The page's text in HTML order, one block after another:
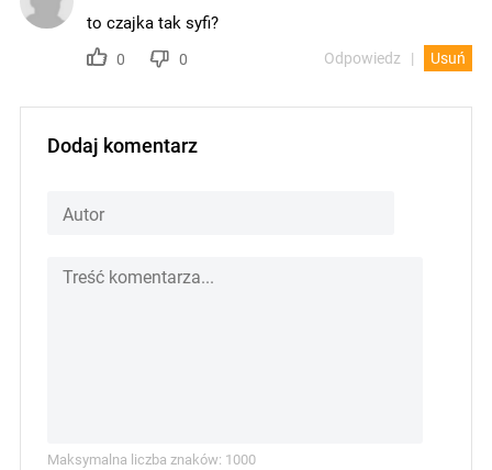
to czajka tak syfi?
0 0 Odpowiedz Usuń
Dodaj komentarz
Maksymalna liczba znaków: 1000